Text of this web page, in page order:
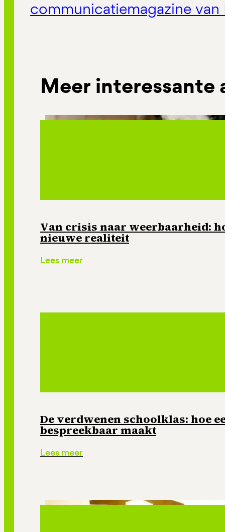
communicatiemagazine van
Meer interessante
Van crisis naar weerbaarheid:
nieuwe realiteit
Lees meer
De verdwenen schoolklas: hoe
bespreekbaar maakt
Lees meer